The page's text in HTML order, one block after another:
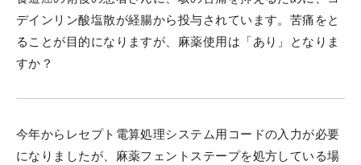
デインリン酸塩散が経腸から投与されています。苦痛をと
ることが目的になりますが、麻薬使用は「あり」となりま
すか？
今年からレセプト電算処理システム用コードの入力が必要
になりましたが、麻薬フェントステープを処方している場